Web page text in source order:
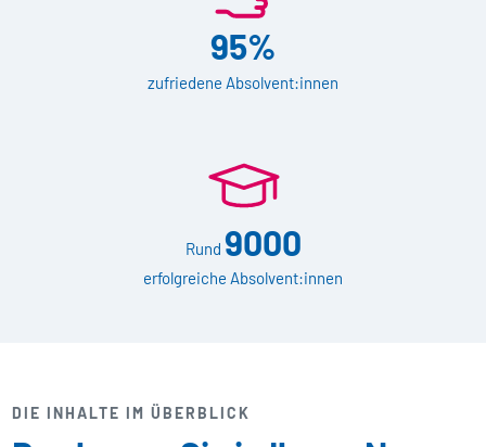
95%
zufriedene Absolvent:innen
Rund 9000
erfolgreiche Absolvent:innen
DIE INHALTE IM ÜBERBLICK